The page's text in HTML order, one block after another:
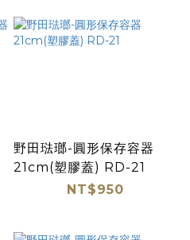
野田琺瑯-圓形保存容器
21cm(塑膠蓋) RD-21
NT$950